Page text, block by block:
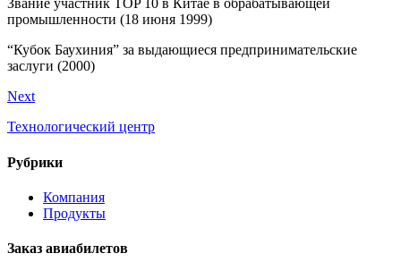
Звание участник TOP 10 в Китае в обрабатывающей
промышленности (18 июня 1999)
“Кубок Баухиния” за выдающиеся предпринимательские
заслуги (2000)
Next
Технологический центр
Рубрики
Компания
Продукты
Заказ авиабилетов